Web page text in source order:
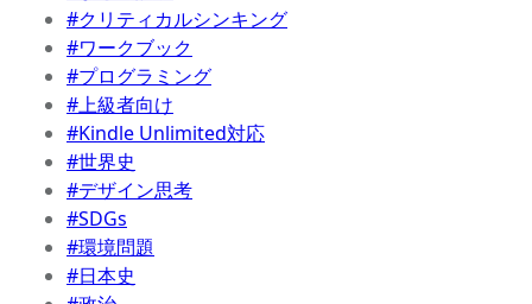
#クリティカルシンキング
#ワークブック
#プログラミング
#上級者向け
#Kindle Unlimited対応
#世界史
#デザイン思考
#SDGs
#環境問題
#日本史